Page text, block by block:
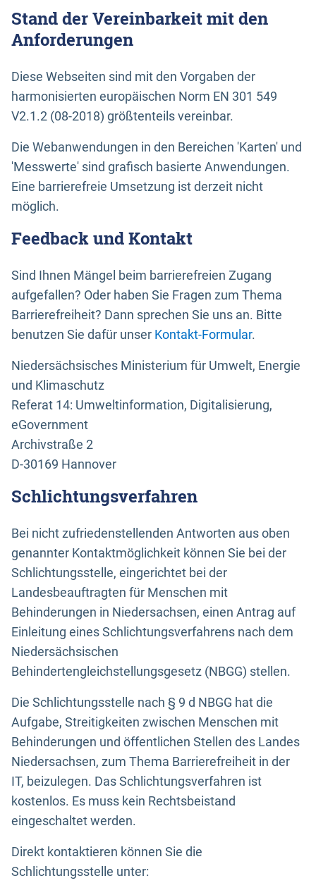
Stand der Vereinbarkeit mit den
Anforderungen
Diese Webseiten sind mit den Vorgaben der
harmonisierten europäischen Norm EN 301 549
V2.1.2 (08-2018) größtenteils vereinbar.
Die Webanwendungen in den Bereichen 'Karten' und
'Messwerte' sind grafisch basierte Anwendungen.
Eine barrierefreie Umsetzung ist derzeit nicht
möglich.
Feedback und Kontakt
Sind Ihnen Mängel beim barrierefreien Zugang
aufgefallen? Oder haben Sie Fragen zum Thema
Barrierefreiheit? Dann sprechen Sie uns an. Bitte
benutzen Sie dafür unser Kontakt-Formular.
Niedersächsisches Ministerium für Umwelt, Energie
und Klimaschutz
Referat 14: Umweltinformation, Digitalisierung,
eGovernment
Archivstraße 2
D-30169 Hannover
Schlichtungsverfahren
Bei nicht zufriedenstellenden Antworten aus oben
genannter Kontaktmöglichkeit können Sie bei der
Schlichtungsstelle, eingerichtet bei der
Landesbeauftragten für Menschen mit
Behinderungen in Niedersachsen, einen Antrag auf
Einleitung eines Schlichtungsverfahrens nach dem
Niedersächsischen
Behindertengleichstellungsgesetz (NBGG) stellen.
Die Schlichtungsstelle nach § 9 d NBGG hat die
Aufgabe, Streitigkeiten zwischen Menschen mit
Behinderungen und öffentlichen Stellen des Landes
Niedersachsen, zum Thema Barrierefreiheit in der
IT, beizulegen. Das Schlichtungsverfahren ist
kostenlos. Es muss kein Rechtsbeistand
eingeschaltet werden.
Direkt kontaktieren können Sie die
Schlichtungsstelle unter: